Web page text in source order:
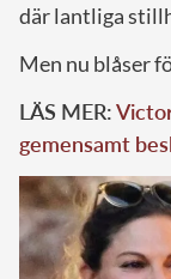
där lantliga
Men nu blåser
LÄS MER:
gemensamt